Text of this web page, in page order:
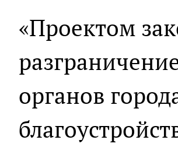
«Проектом
органов